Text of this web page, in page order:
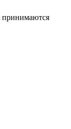
принимаются